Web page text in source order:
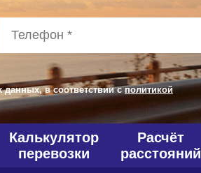
данных, в соответствии сполитикой
Калькулятор
перевозки
Расчёт
расстояний